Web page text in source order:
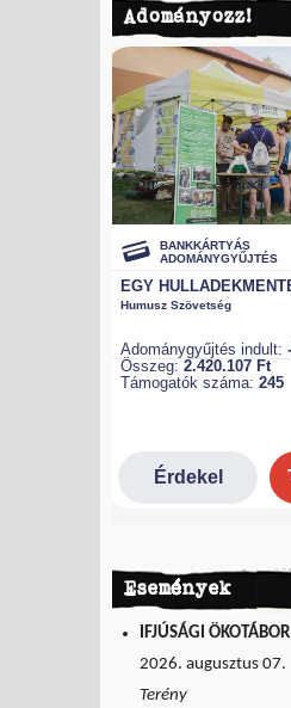
Adományozz!
Események
IFJÚSÁGI ÖKOTÁBOR
2026. augusztus 07.
Terény